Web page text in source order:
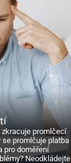
zkracuje promlčecí
se promlčuje platba
pro doměření
Neodkládejte